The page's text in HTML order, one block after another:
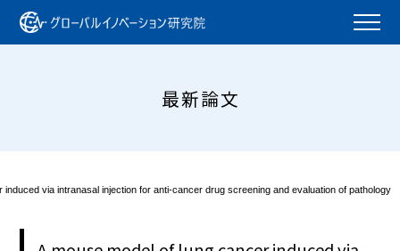
最新論文
induced via intranasal injection for anti-cancer drug screening and evaluation of pathology